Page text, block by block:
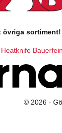
övriga sortiment!
Heatknife
© 2026 -